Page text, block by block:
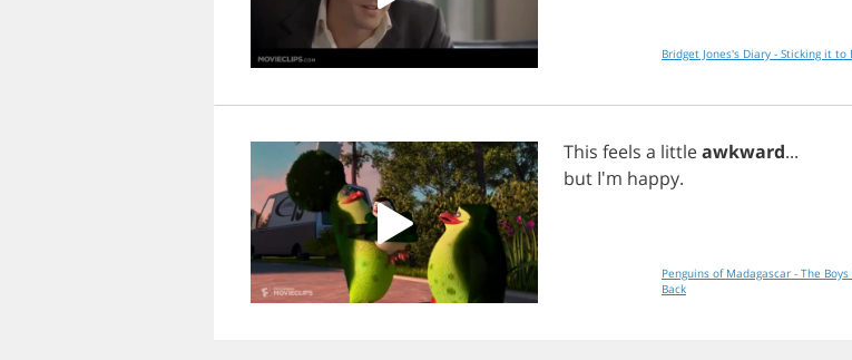
Bridget Jones's Diary - Sticking it to
This feels a littleawkward...
but I'm happy.
Penguins of Madagascar - The Boys
Back